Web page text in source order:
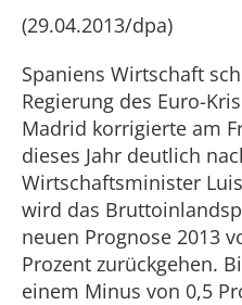
(29.04.2013/dpa)
Spaniens Wirtschaft
Regierung des Euro-
Madrid korrigierte am
dieses Jahr deutlich
Wirtschaftsminister
wird das
neuen Prognose 2013
Prozent zurückgehen.
einem Minus von 0,5